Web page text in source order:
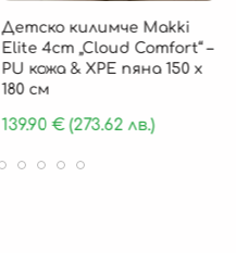
Детско килимче Makki
Elite 4cm „Cloud Comfort“ –
PU кожа & XPE пяна 150 х
180 см
139.90€(273.62 лв.)